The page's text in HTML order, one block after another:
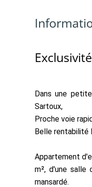
Dans une
Sartoux,
Proche voie
Belle rentabilité
Appartement
m², d'une salle
mansardé.